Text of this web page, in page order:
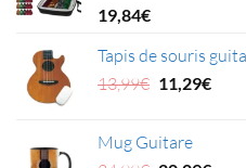
19,84€
Tapis de souris
13,99€ Le
était :
11,29€Le
Mug Guitare